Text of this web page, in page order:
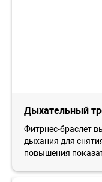
Дыхательный
Фитрнес-браслет
дыхания для
повышения